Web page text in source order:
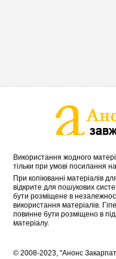
Використання жодного
тільки при умові посилання
При копіюванні матеріалів
відкрите для пошукових
бути розміщене в
використання матеріалів.
повинне бути розміщено в
матеріалу.
© 2008-2023, "Анонс